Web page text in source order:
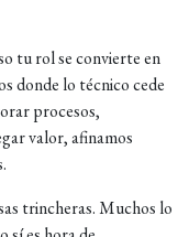
tu rol se convierte en
donde lo técnico cede
procesos,
valor, afinamos
trincheras. Muchos lo